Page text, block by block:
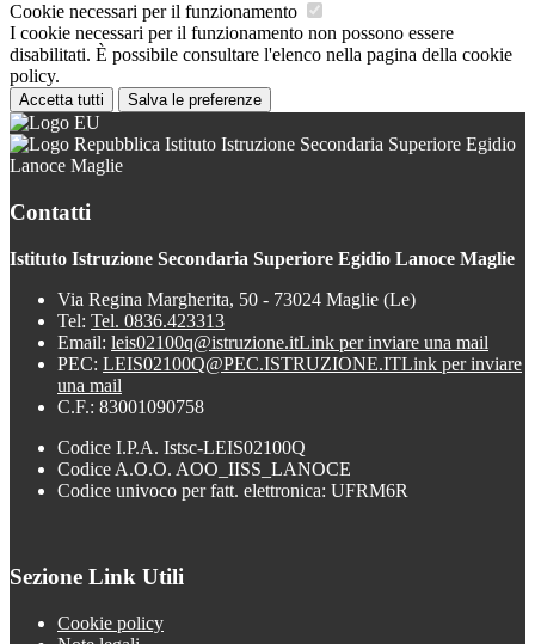
Cookie necessari per il funzionamento
I cookie necessari per il funzionamento non possono essere
disabilitati. È possibile consultare l'elenco nella pagina della cookie
policy.
Accetta tutti Salva le preferenze
Istituto Istruzione Secondaria Superiore Egidio
Lanoce Maglie
Contatti
Istituto Istruzione Secondaria Superiore Egidio Lanoce Maglie
Via Regina Margherita, 50 - 73024 Maglie (Le)
Tel: Tel. 0836.423313
Email: leis02100q@istruzione.itLink per inviare una mail
PEC: LEIS02100Q@PEC.ISTRUZIONE.ITLink per inviare
una mail
C.F.: 83001090758
Codice I.P.A. Istsc-LEIS02100Q
Codice A.O.O. AOO_IISS_LANOCE
Codice univoco per fatt. elettronica: UFRM6R
Sezione Link Utili
Cookie policy